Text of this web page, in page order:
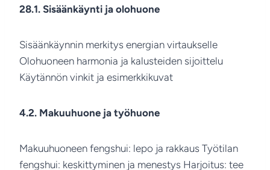
28.1. Sisäänkäynti ja olohuone
Sisäänkäynnin merkitys energian virtaukselle
Olohuoneen harmonia ja kalusteiden sijoittelu
Käytännön vinkit ja esimerkkikuvat
4.2. Makuuhuone ja työhuone
Makuuhuoneen fengshui: lepo ja rakkaus Työtilan
fengshui: keskittyminen ja menestys Harjoitus: tee